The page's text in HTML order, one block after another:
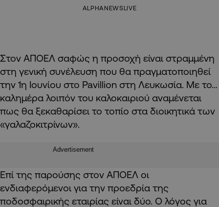
ALPHANEWSLIVE
Στον ΑΠΟΕΛ σαφώς η προσοχή είναι στραμμένη
στη γενική συνέλευση που θα πραγματοποιηθεί
την 1η Ιουνίου στο Pavillion στη Λευκωσία. Με το…
καλημέρα λοιπόν του καλοκαιριού αναμένεται
πως θα ξεκαθαρίσει το τοπίο στα διοικητικά των
«γαλαζοκιτρίνων».
Advertisement
Επί της παρούσης στον ΑΠΟΕΛ οι
ενδιαφερόμενοι για την προεδρία της
ποδοσφαιρικής εταιρίας είναι δύο. Ο λόγος για